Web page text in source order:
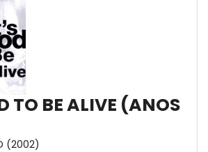
TO BE ALIVE (ANOS
(2002)